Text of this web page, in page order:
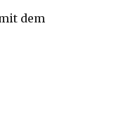
dem